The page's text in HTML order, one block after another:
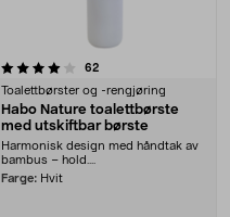
62anmeldelser
Toalettbørster og -rengjøring
Habo Nature toalettbørste
med utskiftbar børste
Harmonisk design med håndtak av
bambus – hold....
Farge: Hvit